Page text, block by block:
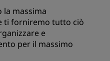
la massima
ti forniremo tutto ciò
e
per il massimo